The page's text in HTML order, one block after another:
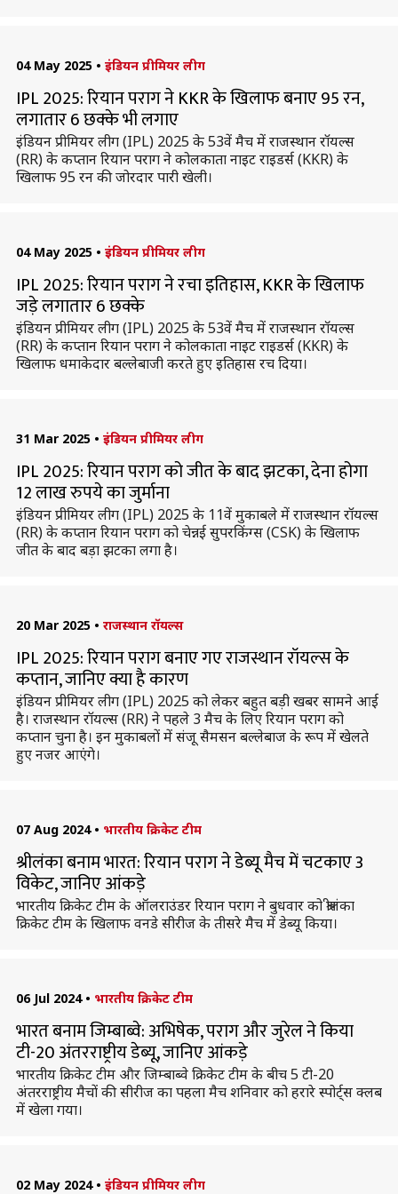
04 May 2025 • इंडियन प्रीमियर लीग
IPL 2025: रियान पराग ने KKR के खिलाफ बनाए 95 रन,
लगातार 6 छक्के भी लगाए
इंडियन प्रीमियर लीग (IPL) 2025 के 53वें मैच में राजस्थान रॉयल्स
(RR) के कप्तान रियान पराग ने कोलकाता नाइट राइडर्स (KKR) के
खिलाफ 95 रन की जोरदार पारी खेली।
04 May 2025 • इंडियन प्रीमियर लीग
IPL 2025: रियान पराग ने रचा इतिहास, KKR के खिलाफ
जड़े लगातार 6 छक्के
इंडियन प्रीमियर लीग (IPL) 2025 के 53वें मैच में राजस्थान राॅयल्स
(RR) के कप्तान रियान पराग ने कोलकाता नाइट राइडर्स (KKR) के
खिलाफ धमाकेदार बल्लेबाजी करते हुए इतिहास रच दिया।
31 Mar 2025 • इंडियन प्रीमियर लीग
IPL 2025: रियान पराग को जीत के बाद झटका, देना होगा
12 लाख रुपये का जुर्माना
इंडियन प्रीमियर लीग (IPL) 2025 के 11वें मुकाबले में राजस्थान रॉयल्स
(RR) के कप्तान रियान पराग को चेन्नई सुपरकिंग्स (CSK) के खिलाफ
जीत के बाद बड़ा झटका लगा है।
20 Mar 2025 • राजस्थान रॉयल्स
IPL 2025: रियान पराग बनाए गए राजस्थान रॉयल्स के
कप्तान, जानिए क्या है कारण
इंडियन प्रीमियर लीग (IPL) 2025 को लेकर बहुत बड़ी खबर सामने आई
है। राजस्थान रॉयल्स (RR) ने पहले 3 मैच के लिए रियान पराग को
कप्तान चुना है। इन मुकाबलों में संजू सैमसन बल्लेबाज के रूप में खेलते
हुए नजर आएंगे।
07 Aug 2024 • भारतीय क्रिकेट टीम
श्रीलंका बनाम भारत: रियान पराग ने डेब्यू मैच में चटकाए 3
विकेट, जानिए आंकड़े
भारतीय क्रिकेट टीम के ऑलराउंडर रियान पराग ने बुधवार को श्रीलंका
क्रिकेट टीम के खिलाफ वनडे सीरीज के तीसरे मैच में डेब्यू किया।
06 Jul 2024 • भारतीय क्रिकेट टीम
भारत बनाम जिम्बाब्वे: अभिषेक, पराग और जुरेल ने किया
टी-20 अंतरराष्ट्रीय डेब्यू, जानिए आंकड़े
भारतीय क्रिकेट टीम और जिम्बाब्वे क्रिकेट टीम के बीच 5 टी-20
अंतरराष्ट्रीय मैचों की सीरीज का पहला मैच शनिवार को हरारे स्पोर्ट्स क्लब
में खेला गया।
02 May 2024 • इंडियन प्रीमियर लीग